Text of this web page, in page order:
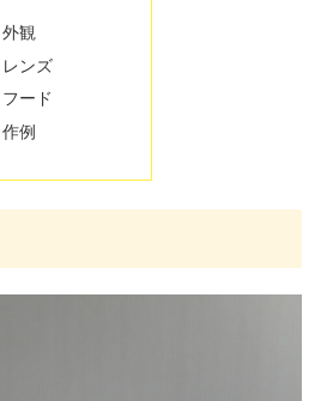
外観
レンズ
フード
作例